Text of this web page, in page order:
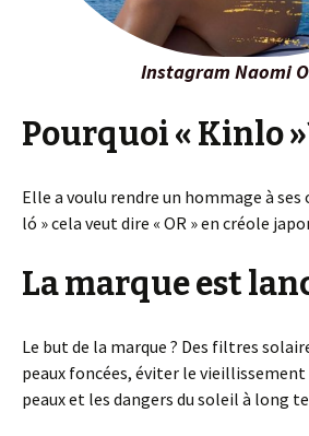
Instagram Naomi
Pourquoi « Kinlo
Elle a voulu rendre un hommage à ses
ló » cela veut dire « OR » en créole
La marque est
Le but de la marque ? Des filtres
peaux foncées, éviter le
peaux et les dangers du soleil à long